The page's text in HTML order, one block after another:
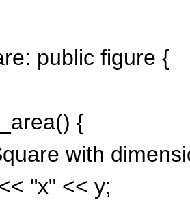
public figure {
{
with
"x" << y;